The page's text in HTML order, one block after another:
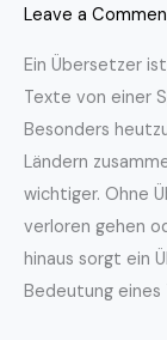
Leave a
Ein Übersetzer
Texte von einer
Besonders
Ländern
wichtiger. Ohne
verloren gehen
hinaus sorgt ein
Bedeutung